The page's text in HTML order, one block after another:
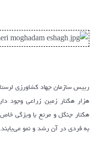
هکتار جنگل و مرتع با ویژگی
به فردی در آن رشد و نمو می‌یابند.